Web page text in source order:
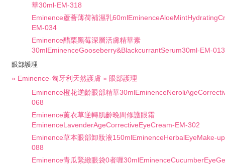
華30ml-EM-318
Eminence蘆薈薄荷補濕乳
EM-034
Eminence醋栗黑莓深層活膚精華素
30mlEminenceGooseberry&BlackcurrantSerum30ml-EM-013
眼部護理
» Eminence-匈牙利天然護膚 » 眼部護理
Eminence橙花逆齡眼部精華
068
Eminence薰衣草逆轉肌齡晚間修護眼霜
EminenceLavenderAgeCorrectiveEyeCream-EM-302
Eminence草本眼部卸妝液150mlEminenceHerbalEyeMake-
088
Eminence青瓜緊緻眼袋0者喱